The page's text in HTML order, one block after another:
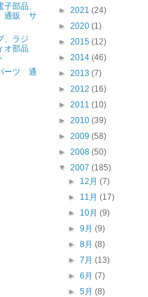
部品、
通販 サ
、ラジ
オ部品
ーツ 通
► 2021 (24)
► 2020 (1)
► 2015 (12)
► 2014 (46)
► 2013 (7)
► 2012 (16)
► 2011 (10)
► 2010 (39)
► 2009 (58)
► 2008 (50)
▼ 2007 (185)
► 12月(7)
► 11月(17)
► 10月(9)
►9月(9)
►8月(8)
►7月(13)
►6月(7)
►5月(8)